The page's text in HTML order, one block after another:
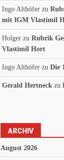
Ingo Althöfer zu
mit IGM Vlastimil
Holger zuRubrik
Vlastimil Hort
Ingo Althöfer zuDie
Gerald Hertneck zu
ARCHIV
August 2026